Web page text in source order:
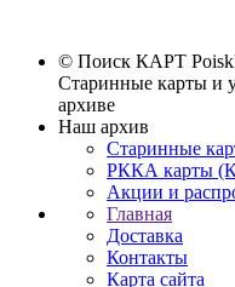
© Поиск КАРТ
Старинные карты и
архиве
Наш архив
Старинные
РККА карты
Акции и
Главная
Доставка
Контакты
Карта сайта